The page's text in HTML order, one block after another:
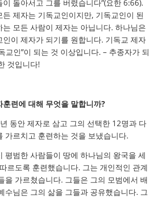
이 돌아서고 그를 버렸습니다”(요한 6:66).
든 제자는 기독교인이지만, 기독교인이 된
는 모든 사람이 제자는 아닙니다. 하나님은
인이 제자가 되기를 원합니다. 기독교 제자
교인”이 되는 것 이상입니다. – 추종자가 되
것입니다!
훈련에 대해 무엇을 말합니까?
동안 제자로 삼고 그의 선택한 12명과 다
가르치고 훈련하는 것을 보냈습니다.
평범한 사람들이 땅에 하나님의 왕국을 세
르도록 훈련했습니다. 그는 개인적인 관계
을 가르쳤습니다. 그들은 그의 모범에서 배
수님은 그의 삶을 그들과 공유했습니다. 그